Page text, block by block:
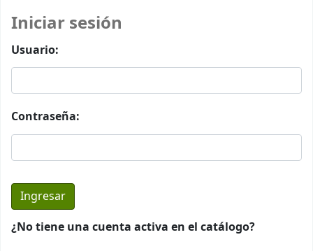
Iniciar sesión
Usuario:
Contraseña:
¿No tiene una cuenta activa en el catálogo?